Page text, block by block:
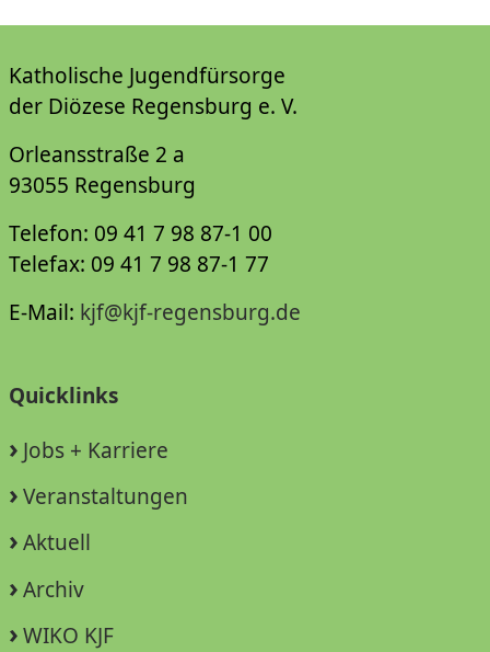
Katholische Jugendfürsorge
der Diözese Regensburg e. V.
Orleansstraße 2 a
93055 Regensburg
Telefon: 09 41 7 98 87-1 00
Telefax: 09 41 7 98 87-1 77
E-Mail: kjf@kjf-regensburg.de
Quicklinks
Jobs + Karriere
Veranstaltungen
Aktuell
Archiv
WIKO KJF